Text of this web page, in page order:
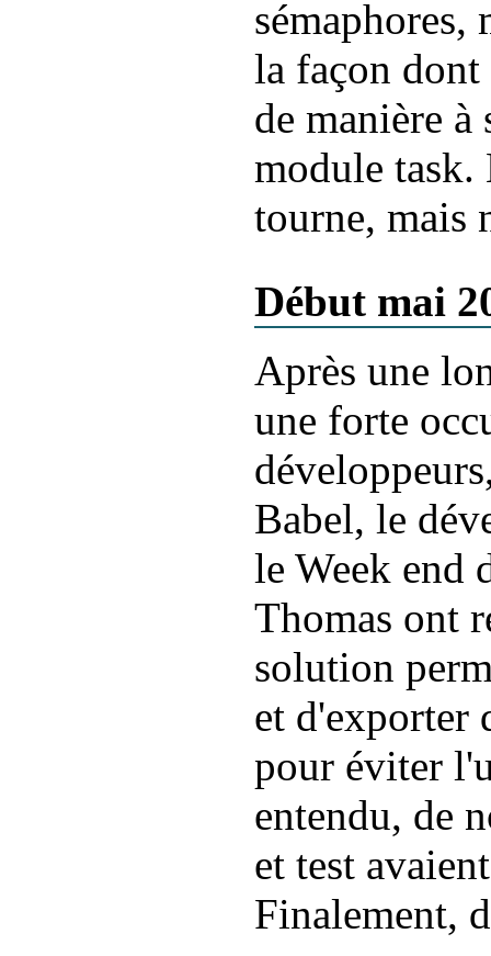
sémaphores,
la façon dont
de manière
module task.
tourne, mais
Début mai
Après une
une forte
Babel, le
le Week end
Thomas ont
solution
et d'exporter
pour éviter
entendu, de
et test
Finalement,